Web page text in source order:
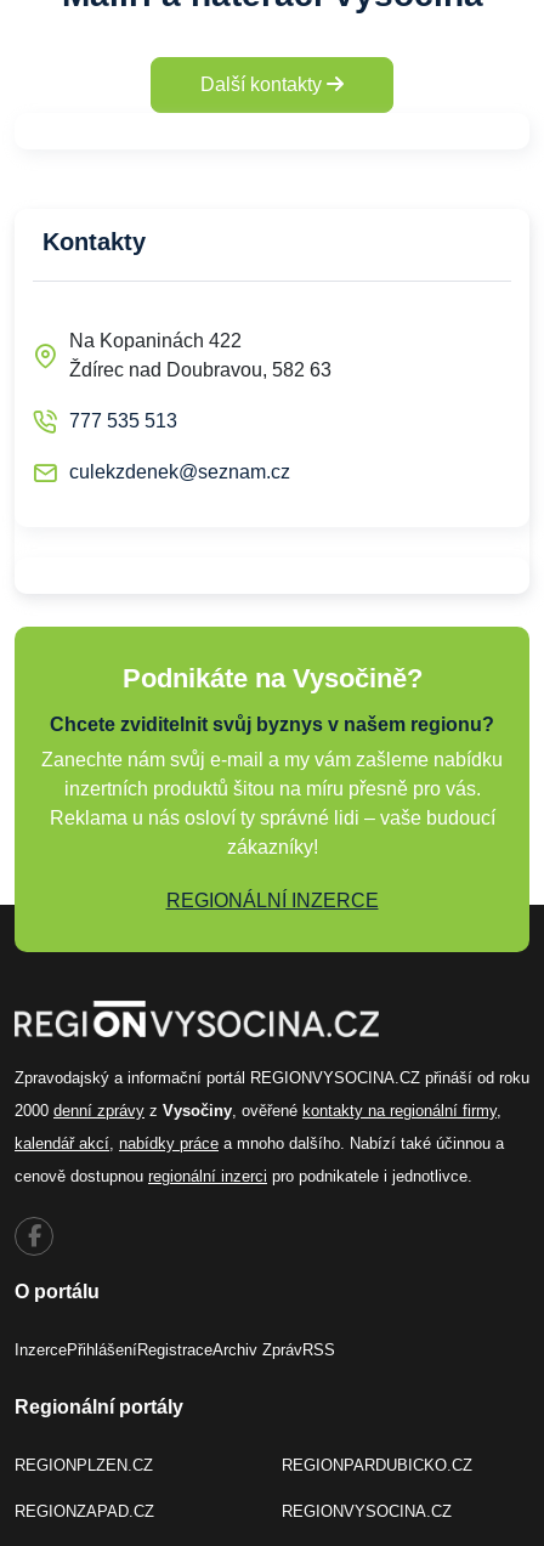
Další kontakty
Kontakty
Na Kopaninách 422
Ždírec nad Doubravou, 582 63
777 535 513
culekzdenek@seznam.cz
Podnikáte na Vysočině?
Chcete zviditelnit svůj byznys v našem regionu?
Zanechte nám svůj e-mail a my vám zašleme nabídku
inzertních produktů šitou na míru přesně pro vás.
Reklama u nás osloví ty správné lidi – vaše budoucí
zákazníky!
REGIONÁLNÍ INZERCE
Zpravodajský a informační portál REGIONVYSOCINA.CZ přináší od roku
2000 denní zprávy z Vysočiny , ověřené kontakty na regionální firmy,
kalendář akcí nabídky práce a mnoho dalšího. Nabízí také účinnou a
cenově dostupnou regionální inzerci pro podnikatele i jednotlivce.
O portálu
InzercePřihlášeníRegistraceArchiv ZprávRSS
Regionální portály
REGIONPLZEN.CZ
REGIONZAPAD.CZ
REGIONPARDUBICKO.CZ
REGIONVYSOCINA.CZ